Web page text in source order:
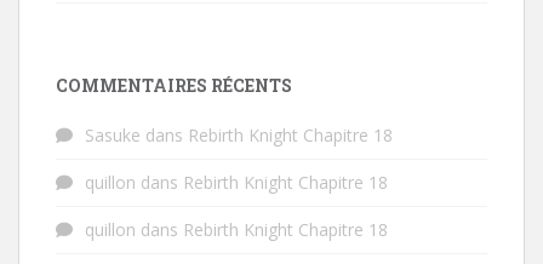
COMMENTAIRES RÉCENTS
Sasuke dans Rebirth Knight Chapitre 18
quillon dans Rebirth Knight Chapitre 18
quillon dans Rebirth Knight Chapitre 18